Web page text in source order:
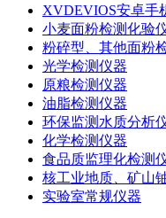
XVDEVIOS安卓手
小麦面粉检测化验
粉碎型、其他面粉
光学检测仪器
原粮检测仪器
油脂检测仪器
环保监测水质分析
化学检测仪器
食品质监理化检测
核工业地质、矿
实验室常规仪器